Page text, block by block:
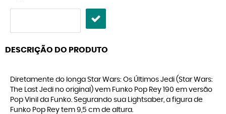
DESCRIÇÃO DO PRODUTO
Diretamente do longa Star Wars: Os Últimos Jedi (Star Wars:
The Last Jedi no original) vem Funko Pop Rey 190 em versão
Pop Vinil da Funko. Segurando sua Lightsaber, a figura de
Funko Pop Rey tem 9,5 cm de altura.